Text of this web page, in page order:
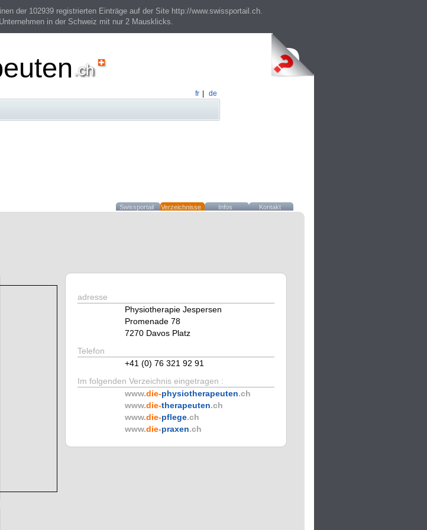
der 102939 registrierten Einträge auf der Site http://www.swissportail.ch.
in der Schweiz mit nur 2 Mausklicks.
fr de
Swissportail Verzeichnisse Infos Kontakt
adresse
Physiotherapie Jespersen
Promenade 78
7270 Davos Platz
Telefon
+41 (0) 76 321 92 91
Im folgenden Verzeichnis eingetragen :
www.die-physiotherapeuten.ch
www.die-therapeuten.ch
www.die-pflege.ch
www.die-praxen.ch